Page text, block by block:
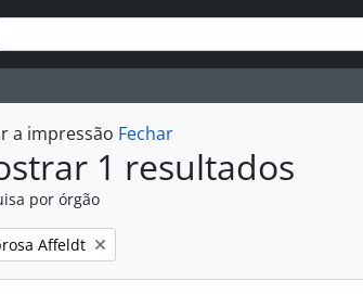
de busca
a impressão Fechar
1 resultados
por órgão
Affeldt